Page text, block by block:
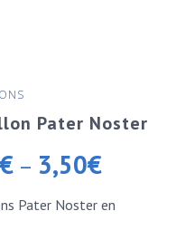
Pater Noster
€ – 3,50€
Pater Noster en